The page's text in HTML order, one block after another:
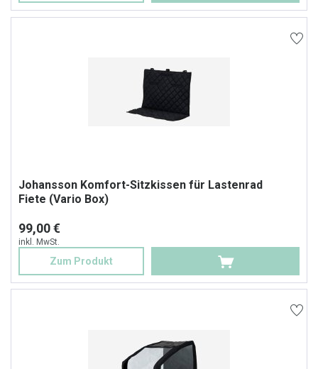
Johansson Komfort-Sitzkissen für Lastenrad
Fiete (Vario Box)
99,00 €
inkl. MwSt.
Zum Produkt